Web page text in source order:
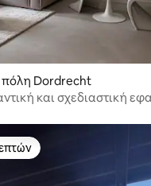
πόλη Dordrecht
και σχεδιαστική
επισκεπτών